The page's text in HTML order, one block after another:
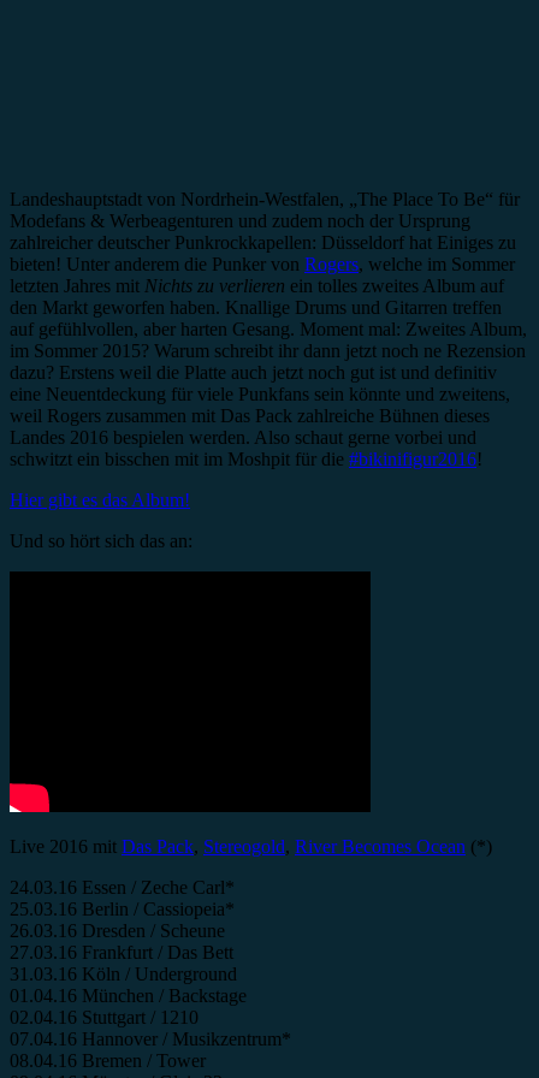
Landeshauptstadt von Nordrhein-Westfalen, „The Place To Be“ für
Modefans & Werbeagenturen und zudem noch der Ursprung
zahlreicher deutscher Punkrockkapellen: Düsseldorf hat Einiges zu
bieten! Unter anderem die Punker von Rogers, welche im Sommer
letzten Jahres mit Nichts zu verlieren ein tolles zweites Album auf
den Markt geworfen haben. Knallige Drums und Gitarren treffen
auf gefühlvollen, aber harten Gesang. Moment mal: Zweites Album,
im Sommer 2015? Warum schreibt ihr dann jetzt noch ne Rezension
dazu? Erstens weil die Platte auch jetzt noch gut ist und definitiv
eine Neuentdeckung für viele Punkfans sein könnte und zweitens,
weil Rogers zusammen mit Das Pack zahlreiche Bühnen dieses
Landes 2016 bespielen werden. Also schaut gerne vorbei und
schwitzt ein bisschen mit im Moshpit für die #bikinifigur2016!
Hier gibt es das Album!
Und so hört sich das an:
Live 2016 mit Das Pack, Stereogold, River Becomes Ocean (*)
24.03.16 Essen / Zeche Carl*
25.03.16 Berlin / Cassiopeia*
26.03.16 Dresden / Scheune
27.03.16 Frankfurt / Das Bett
31.03.16 Köln / Underground
01.04.16 München / Backstage
02.04.16 Stuttgart / 1210
07.04.16 Hannover / Musikzentrum*
08.04.16 Bremen / Tower